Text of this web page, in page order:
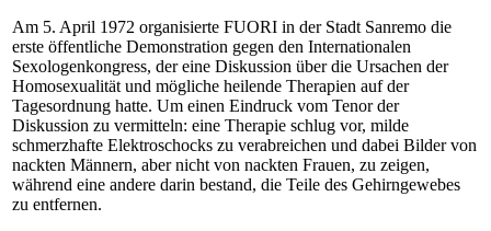
Am 5. April 1972 organisierte FUORI in der Stadt Sanremo die
erste öffentliche Demonstration gegen den Internationalen
Sexologenkongress, der eine Diskussion über die Ursachen der
Homosexualität und mögliche heilende Therapien auf der
Tagesordnung hatte. Um einen Eindruck vom Tenor der
Diskussion zu vermitteln: eine Therapie schlug vor, milde
schmerzhafte Elektroschocks zu verabreichen und dabei Bilder von
nackten Männern, aber nicht von nackten Frauen, zu zeigen,
während eine andere darin bestand, die Teile des Gehirngewebes
zu entfernen.